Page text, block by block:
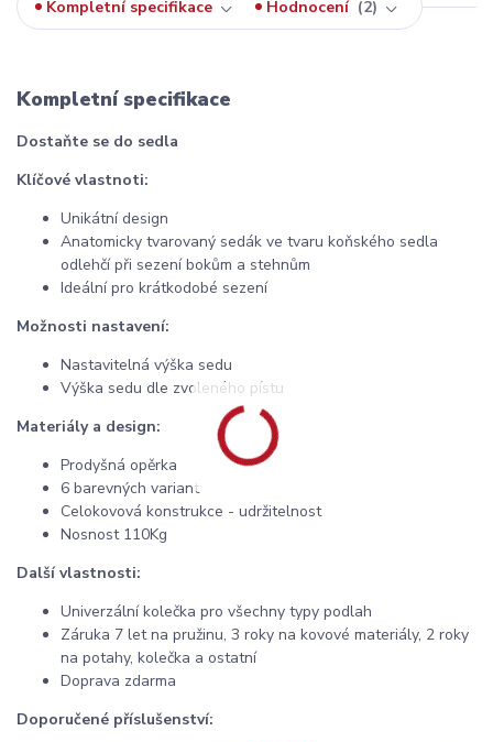
Kompletní specifikace Hodnocení 2
Kompletní specifikace
Dostaňte se do sedla
Klíčové vlastnoti:
Unikátní design
Anatomicky tvarovaný sedák ve tvaru koňského sedla
odlehčí při sezení bokům a stehnům
Ideální pro krátkodobé sezení
Možnosti nastavení:
Nastavitelná výška sedu
Výška sedu dle zvoleného pístu
Materiály a design:
Prodyšná opěrka
6 barevných variant
Celokovová konstrukce - udržitelnost
Nosnost 110Kg
Další vlastnosti:
Univerzální kolečka pro všechny typy podlah
Záruka 7 let na pružinu, 3 roky na kovové materiály, 2 roky
na potahy, kolečka a ostatní
Doprava zdarma
Doporučené příslušenství: